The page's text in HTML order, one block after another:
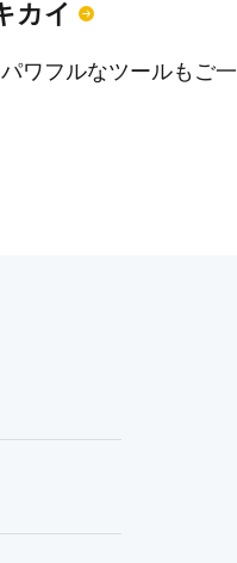
カイ
ワフルなツールもご一